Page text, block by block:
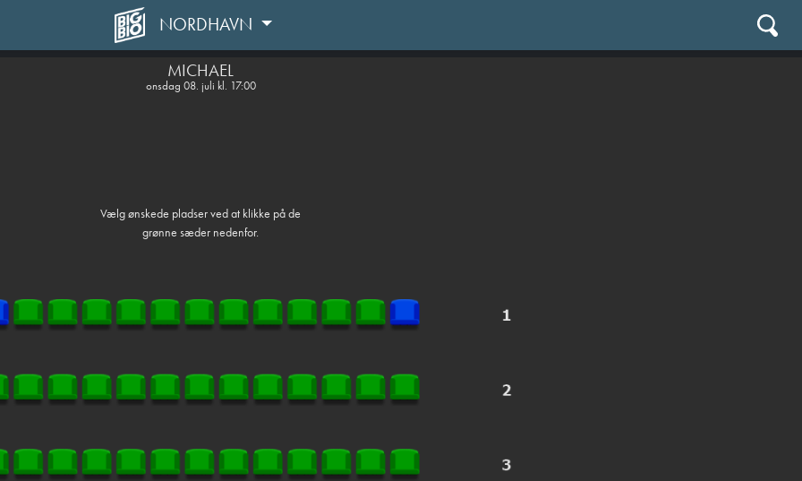
NORDHAVN
MICHAEL
onsdag 08. juli kl. 17:00
Vælg ønskede pladser ved at klikke på de
grønne sæder nedenfor.
front05-temp 044857